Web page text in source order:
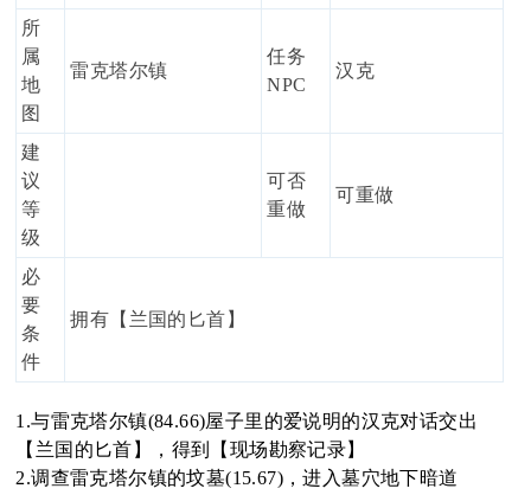
uz
B
所
属
地
图
雷克塔尔镇
任务
NPC
汉克
建
议
等
级
可否
重做
可重做
必
要
条
件
拥有【兰国的匕首】
1.与雷克塔尔镇(84.66)屋子里的爱说明的汉克对话交出
【兰国的匕首】，得到【现场勘察记录】
2.调查雷克塔尔镇的坟墓(15.67)，进入墓穴地下暗道